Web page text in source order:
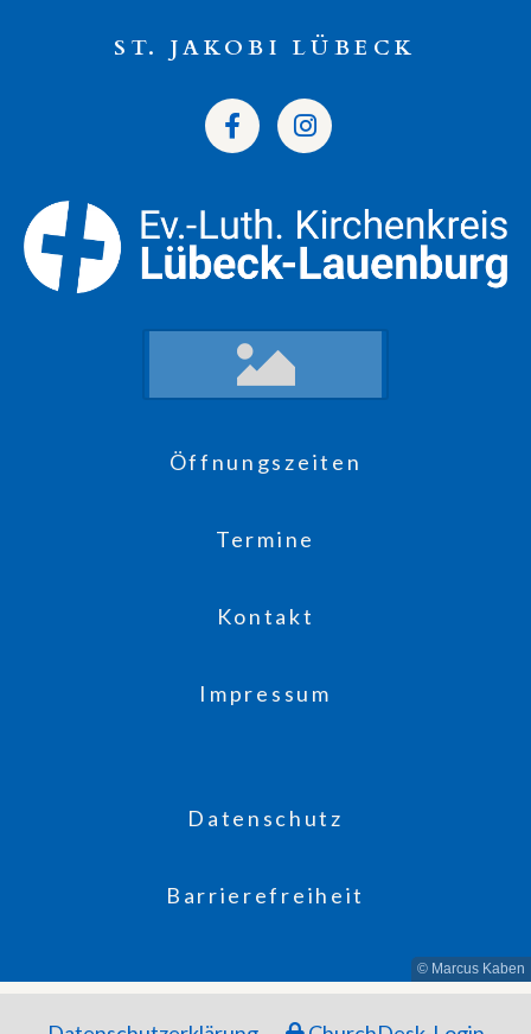
ST. JAKOBI LÜBECK
Öffnungszeiten
Termine
Kontakt
Impressum
Datenschutz
Barrierefreiheit
© Marcus Kaben